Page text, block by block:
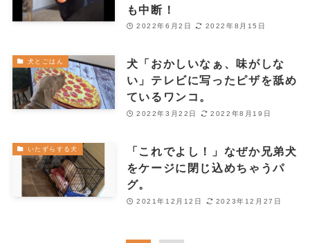
も中断！
2022年6月2日 2022年8月15日
犬とごはん
犬「おかしいなぁ、味がしな
い」テレビに写ったピザを舐め
ているワンコ。
2022年3月22日 2022年8月19日
いたずらする犬
「これでよし！」なぜか兄弟犬
をケージに閉じ込めちゃうパ
グ。
2021年12月12日 2023年12月27日